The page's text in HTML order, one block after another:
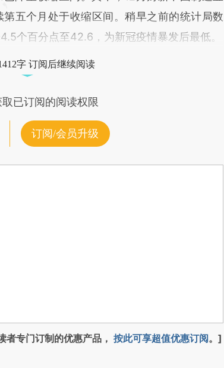
五个月处于收缩区间。稍早之前的统计局数
个百分点至42.6，为新冠疫情暴发后最低。
字 订阅后继续阅读
已订阅的阅读权限
订阅/会员升级
专门订制的优惠产品， 按此可享超值优惠订阅。]